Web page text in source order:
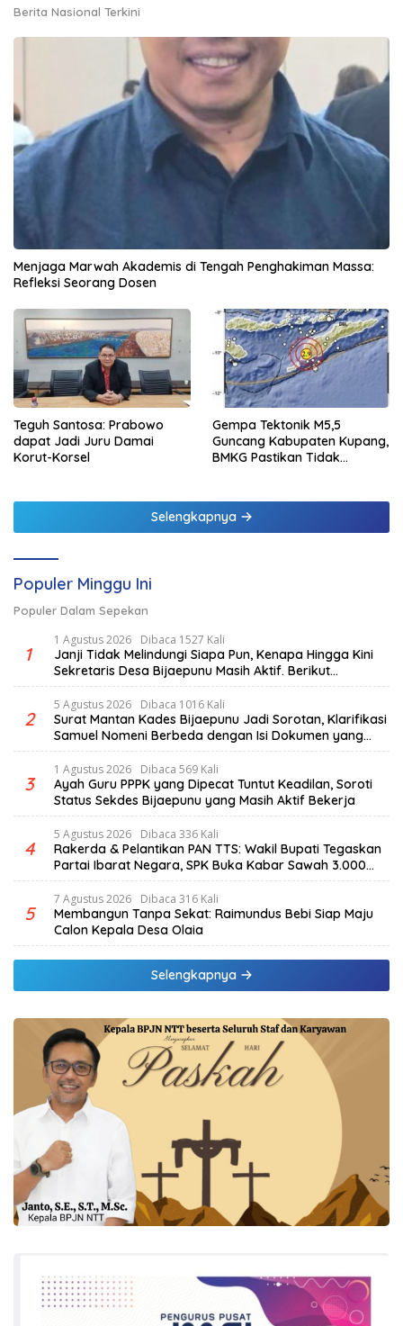
Berita Nasional Terkini
Menjaga Marwah Akademis di Tengah Penghakiman Massa:
Refleksi Seorang Dosen
Teguh Santosa: Prabowo
dapat Jadi Juru Damai
Korut-Korsel
Gempa Tektonik M5,5
Guncang Kabupaten Kupang,
BMKG Pastikan Tidak
Selengkapnya
Populer Minggu Ini
Populer Dalam Sepekan
1
1 Agustus 2026 Dibaca 1527 Kali
Janji Tidak Melindungi Siapa Pun, Kenapa Hingga Kini
Sekretaris Desa Bijaepunu Masih Aktif. Berikut
penjelasan Ketua Komisi I DPRD TTS.
2
5 Agustus 2026 Dibaca 1016 Kali
Surat Mantan Kades Bijaepunu Jadi Sorotan, Klarifikasi
Samuel Nomeni Berbeda dengan Isi Dokumen yang
Beredar
3
1 Agustus 2026 Dibaca 569 Kali
Ayah Guru PPPK yang Dipecat Tuntut Keadilan, Soroti
Status Sekdes Bijaepunu yang Masih Aktif Bekerja
4
5 Agustus 2026 Dibaca 336 Kali
Rakerda & Pelantikan PAN TTS: Wakil Bupati Tegaskan
Partai Ibarat Negara, SPK Buka Kabar Sawah 3.000
Hektar & Larangan Politik Uang
5
7 Agustus 2026 Dibaca 316 Kali
Membangun Tanpa Sekat: Raimundus Bebi Siap Maju
Calon Kepala Desa Olaia
Selengkapnya